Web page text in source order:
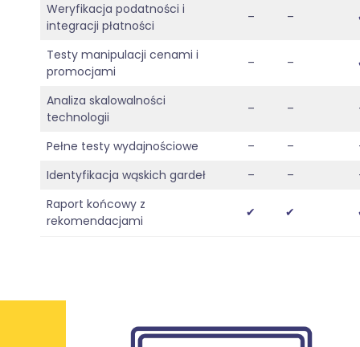
Weryfikacja podatności i
integracji płatności
– –
Testy manipulacji cenami i
promocjami
– –
Analiza skalowalności
technologii
– –
Pełne testy wydajnościowe – –
Identyfikacja wąskich gardeł
– –
Raport końcowy z
rekomendacjami
✔ ✔